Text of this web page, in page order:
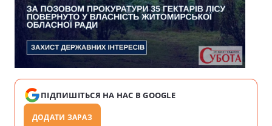
ПІДПИШІТЬСЯ НА НАС В GOOGLE
ДОДАТИ ЗАРАЗ